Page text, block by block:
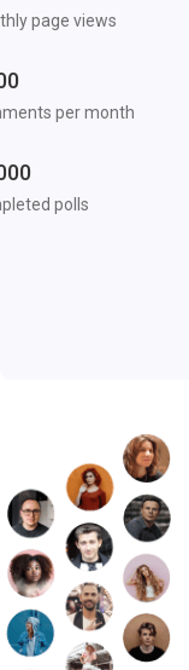
page views
per month
polls